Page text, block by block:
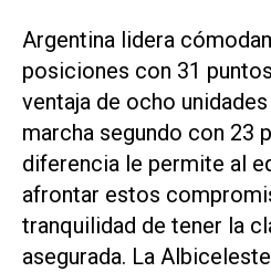
Argentina lidera
posiciones con 31
ventaja de ocho
marcha segundo con 23
diferencia le permite al
afrontar estos
tranquilidad de tener la
asegurada. La